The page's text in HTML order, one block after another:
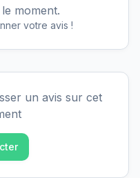
moment.
votre avis !
un avis sur cet